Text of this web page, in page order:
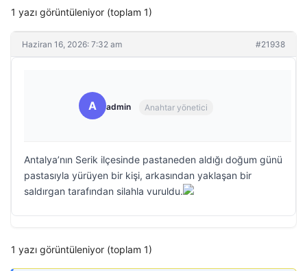
1 yazı görüntüleniyor (toplam 1)
Haziran 16, 2026: 7:32 am #21938
A admin Anahtar yönetici
Antalya’nın Serik ilçesinde pastaneden aldığı doğum günü
pastasıyla yürüyen bir kişi, arkasından yaklaşan bir
saldırgan tarafından silahla vuruldu.
1 yazı görüntüleniyor (toplam 1)